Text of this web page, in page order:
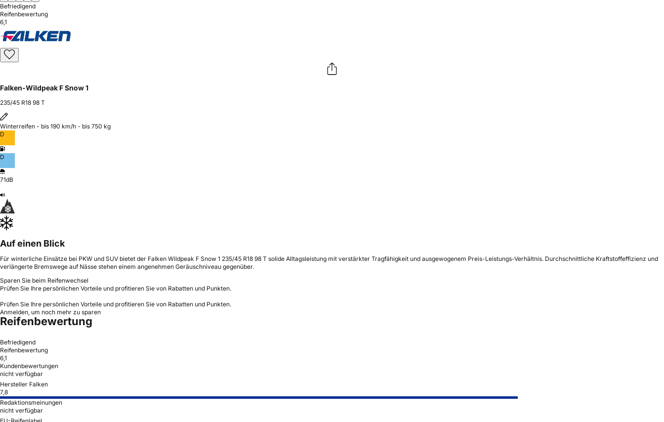
Befriedigend
Reifenbewertung
6,1
Falken-Wildpeak F Snow 1
235/45 R18 98 T
Winterreifen - bis 190 km/h - bis 750 kg
D
D
71dB
Auf einen Blick
Für winterliche Einsätze bei PKW und SUV bietet der Falken Wildpeak F Snow 1 235/45 R18 98 T solide Alltagsleistung mit verstärkter Tragfähigkeit und ausgewogenem Preis-Leistungs-Verhältnis. Durchschnittliche Kraftstoffeffizienz und
verlängerte Bremswege auf Nässe stehen einem angenehmen Geräuschniveau gegenüber.
Sparen Sie beim Reifenwechsel
Prüfen Sie Ihre persönlichen Vorteile und profitieren Sie von Rabatten und Punkten.
Prüfen Sie Ihre persönlichen Vorteile und profitieren Sie von Rabatten und Punkten.
Anmelden, um noch mehr zu sparen
Reifenbewertung
Befriedigend
Reifenbewertung
6,1
Kundenbewertungen
nicht verfügbar
Hersteller Falken
7,8
Redaktionsmeinungen
nicht verfügbar